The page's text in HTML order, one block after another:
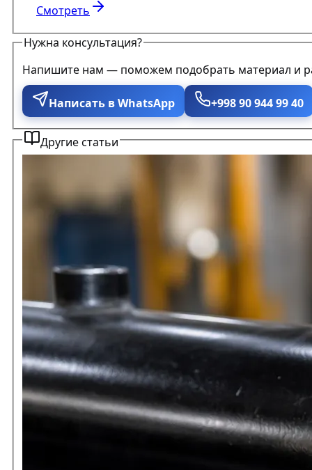
Смотреть
Нужна консультация?
Напишите нам — поможем подобрать материал и
Написать в WhatsApp +998 90 944 99 40
Другие статьи